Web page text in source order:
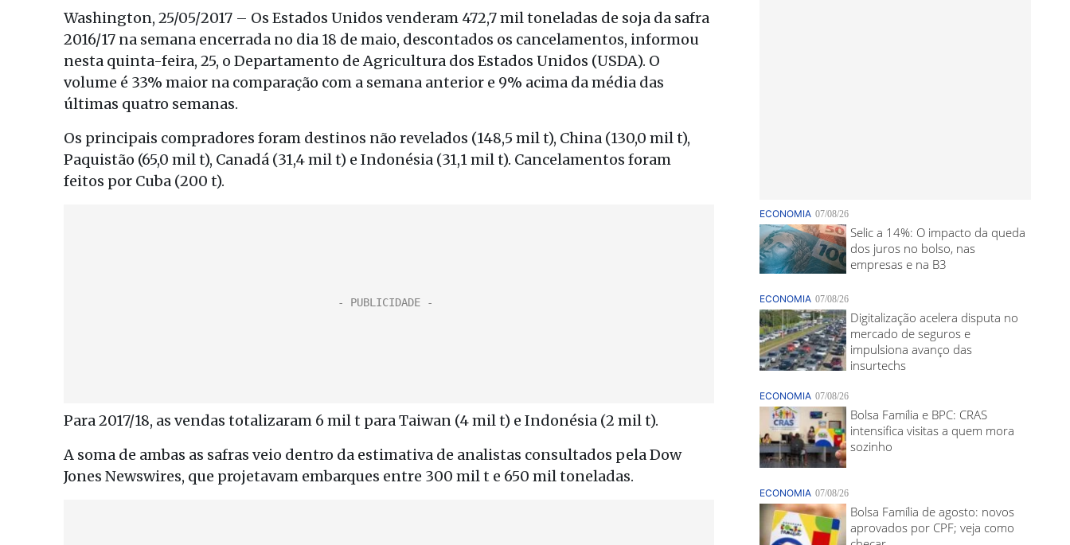
Washington, 25/05/2017 – Os Estados Unidos venderam 472,7 mil toneladas de soja da safra
2016/17 na semana encerrada no dia 18 de maio, descontados os cancelamentos, informou
nesta quinta-feira, 25, o Departamento de Agricultura dos Estados Unidos (USDA). O
volume é 33% maior na comparação com a semana anterior e 9% acima da média das
últimas quatro semanas.
Os principais compradores foram destinos não revelados (148,5 mil t), China (130,0 mil t),
Paquistão (65,0 mil t), Canadá (31,4 mil t) e Indonésia (31,1 mil t). Cancelamentos foram
feitos por Cuba (200 t).
Para 2017/18, as vendas totalizaram 6 mil t para Taiwan (4 mil t) e Indonésia (2 mil t).
A soma de ambas as safras veio dentro da estimativa de analistas consultados pela Dow
Jones Newswires, que projetavam embarques entre 300 mil t e 650 mil toneladas.